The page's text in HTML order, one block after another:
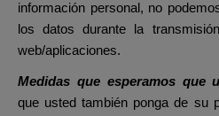
información personal, no
los datos durante la
web/aplicaciones.
Medidas que esperamos que
que usted también ponga de su